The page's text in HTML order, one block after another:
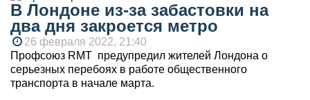
В Лондоне из-за забастовки на
два дня закроется метро
26 февраля 2022, 21:40
Профсоюз RMT предупредил жителей Лондона о
серьезных перебоях в работе общественного
транспорта в начале марта.